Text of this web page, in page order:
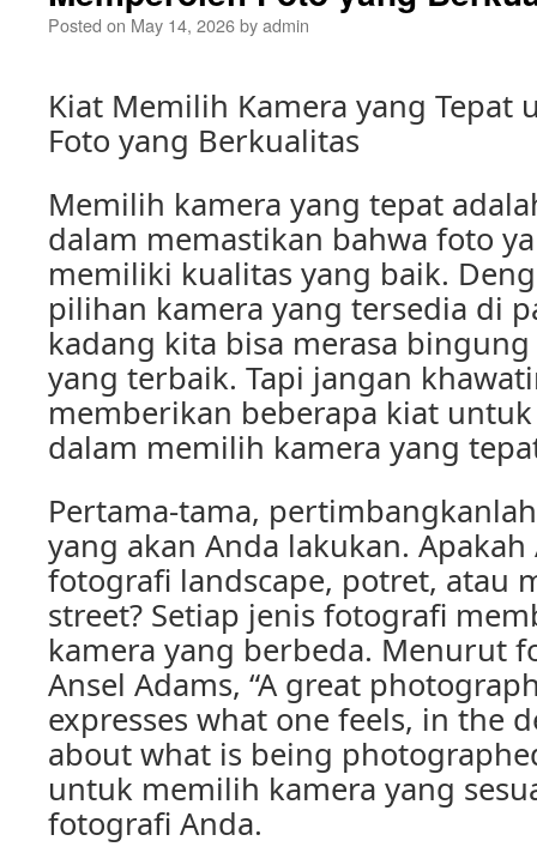
Posted on May 14, 2026byadmin
Kiat Memilih Kamera yang Tepat
Foto yang Berkualitas
Memilih kamera yang tepat
dalam memastikan bahwa foto
memiliki kualitas yang baik.
pilihan kamera yang tersedia di
kadang kita bisa merasa
yang terbaik. Tapi jangan
memberikan beberapa kiat
dalam memilih kamera yang
Pertama-tama,
yang akan Anda lakukan.
fotografi landscape, potret, atau
street? Setiap jenis fotografi
kamera yang berbeda. Menurut
Ansel Adams, “A great
expresses what one feels, in the
about what is being
untuk memilih kamera yang
fotografi Anda.